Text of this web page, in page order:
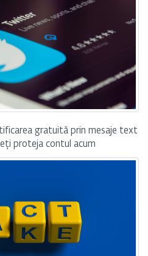
gratuită prin mesaje text
proteja contul acum